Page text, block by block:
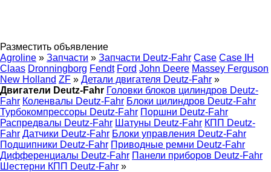
Разместить объявление
Agroline » Запчасти » Запчасти Deutz-Fahr Case Case IH
Claas Dronningborg Fendt Ford John Deere Massey Ferguson
New Holland ZF » Детали двигателя Deutz-Fahr »
Двигатели Deutz-Fahr Головки блоков цилиндров Deutz-
Fahr Коленвалы Deutz-Fahr Блоки цилиндров Deutz-Fahr
Турбокомпрессоры Deutz-Fahr Поршни Deutz-Fahr
Распредвалы Deutz-Fahr Шатуны Deutz-Fahr КПП Deutz-
Fahr Датчики Deutz-Fahr Блоки управления Deutz-Fahr
Подшипники Deutz-Fahr Приводные ремни Deutz-Fahr
Дифференциалы Deutz-Fahr Панели приборов Deutz-Fahr
Шестерни КПП Deutz-Fahr »